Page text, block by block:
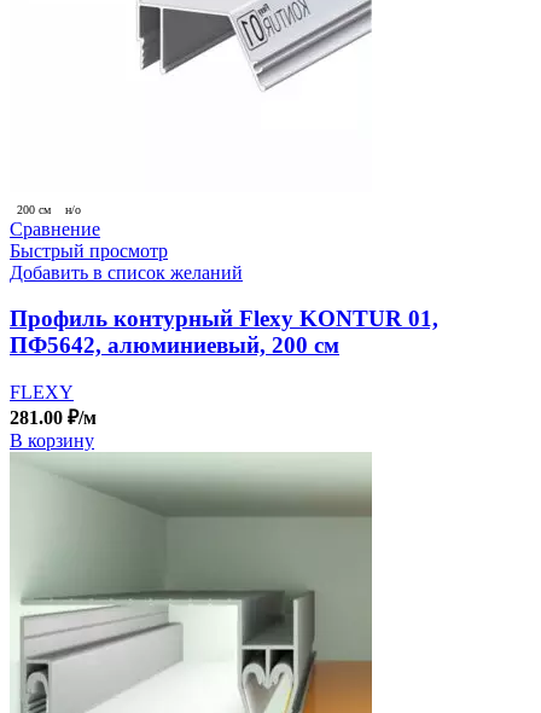
200 см н/о
Сравнение
Быстрый просмотр
Добавить в список желаний
Профиль контурный Flexy KONTUR 01,
ПФ5642, алюминиевый, 200 см
FLEXY
281.00 ₽/м
В корзину